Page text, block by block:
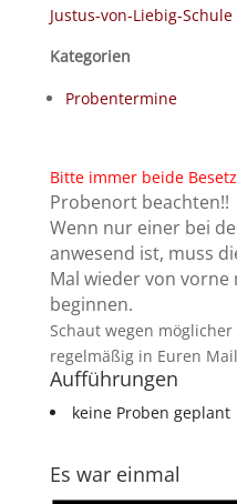
Justus-von-Liebig-Schule
Kategorien
Probentermine
Bitte immer beide
Probenort beachten!!
Wenn nur einer bei
anwesend ist, muss
Mal wieder von
beginnen.
Schaut wegen
regelmäßig in Euren
Aufführungen
keine Proben geplant
Es war einmal